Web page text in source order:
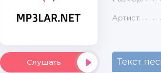
Слушать
Артист:
Текст